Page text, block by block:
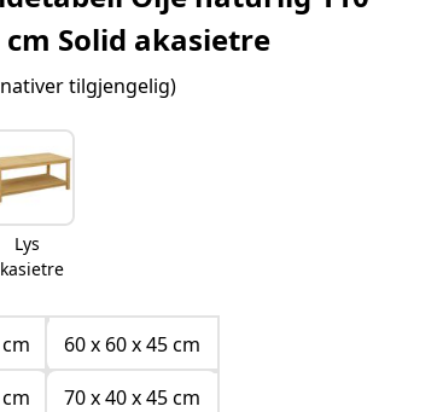
cm Solid akasietre
tilgjengelig)
Lys
60 x 60 x 45 cm
70 x 40 x 45 cm